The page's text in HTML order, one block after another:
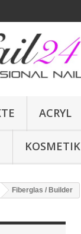
ACRYL
KOSMETIK
Fiberglas / Builder